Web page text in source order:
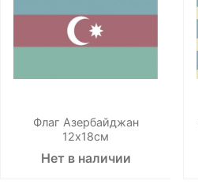
Флаг Азербайджан
12х18см
Нет в наличии